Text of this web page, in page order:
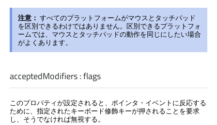
注意： すべてのプラットフォームがマウスとタッチパッド
を区別できるわけではありません。区別できるプラットフォ
ームでは、マウスとタッチパッドの動作を同じにしたい場合
がよくあります。
acceptedModifiers:flags
このプロパティが設定されると、ポインタ・イベントに反応する
ために、指定されたキーボード修飾キーが押されることを要求
し、そうでなければ無視する。